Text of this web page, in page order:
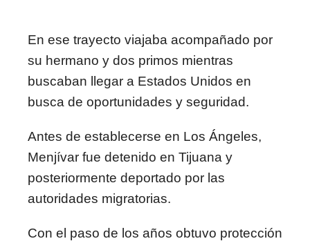
En ese trayecto viajaba acompañado por
su hermano y dos primos mientras
buscaban llegar a Estados Unidos en
busca de oportunidades y seguridad.
Antes de establecerse en Los Ángeles,
Menjívar fue detenido en Tijuana y
posteriormente deportado por las
autoridades migratorias.
Con el paso de los años obtuvo protección